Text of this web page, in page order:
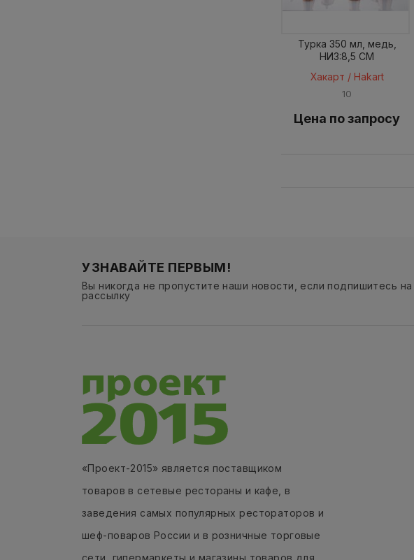
Турка 350 мл, медь,
НИЗ:8,5 CM
Хакарт / Hakart
10
Цена по запросу
УЗНАВАЙТЕ ПЕРВЫМ!
Вы никогда не пропустите наши новости, если подпишитесь на
рассылку
«Проект-2015» является поставщиком
товаров в сетевые рестораны и кафе, в
заведения самых популярных рестораторов и
шеф-поваров России и в розничные торговые